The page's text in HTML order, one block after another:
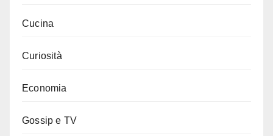
Cucina
Curiosità
Economia
Gossip e TV